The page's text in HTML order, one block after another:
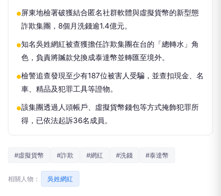
●屏東地檢署破獲結合匿名社群軟體與虛擬貨幣的新型態
詐欺集團，8個月洗錢逾1.4億元。
●知名吳姓網紅被查獲擔任詐欺集團在台的「總轉水」角
色，負責將贓款兌換成泰達幣並轉匯至境外。
●檢警追查發現至少有187位被害人受騙，並查扣現金、名
車、精品及犯罪工具等證物。
●該集團透過人頭帳戶、虛擬貨幣錢包等方式掩飾犯罪所
得，已依法起訴36名成員。
#虛擬貨幣 #詐欺 #網紅 #洗錢 #泰達幣
相關人物： 吳姓網紅